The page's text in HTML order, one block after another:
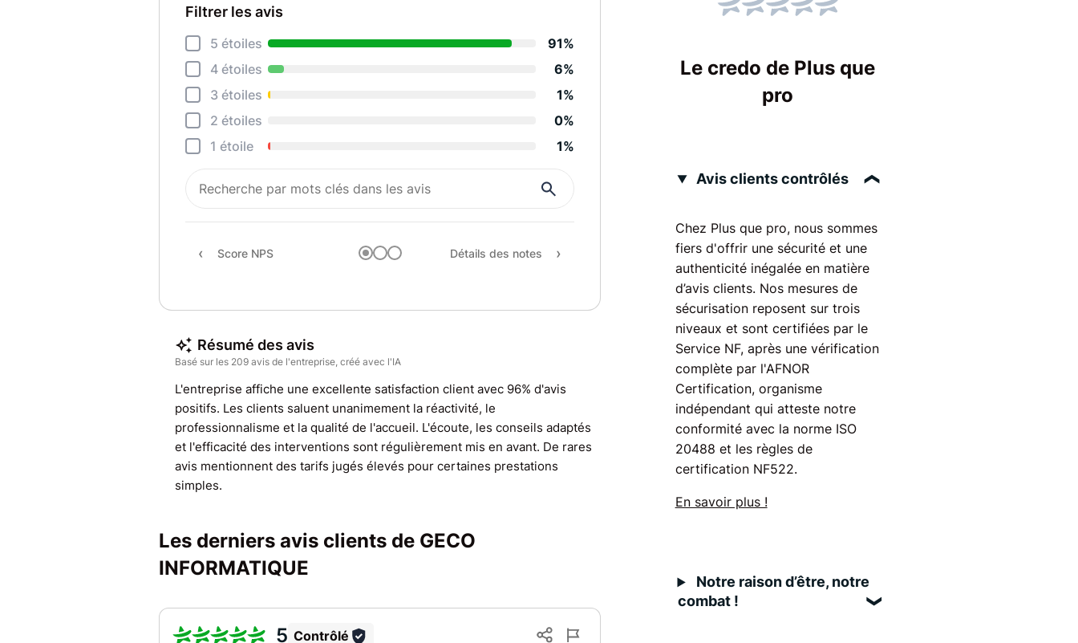
Filtrer les avis
5 étoiles
91%
4 étoiles
6%
3 étoiles
1%
2 étoiles
0%
1 étoile
1%
Recommandation
Score NPS Détails des notes
Résumé des avis
Basé sur les 209 avis de l'entreprise, créé avec l'IA
L'entreprise affiche une excellente satisfaction client avec 96% d'avis
positifs. Les clients saluent unanimement la réactivité, le
professionnalisme et la qualité de l'accueil. L'écoute, les conseils adaptés
et l'efficacité des interventions sont régulièrement mis en avant. De rares
avis mentionnent des tarifs jugés élevés pour certaines prestations
simples.
Les derniers avis clients de GECO
INFORMATIQUE
5 Contrôlé
Le credo de Plus que
pro
Avis clients contrôlés
Chez Plus que pro, nous sommes
fiers d'offrir une sécurité et une
authenticité inégalée en matière
d’avis clients. Nos mesures de
sécurisation reposent sur trois
niveaux et sont certifiées par le
Service NF, après une vérification
complète par l'AFNOR
Certification, organisme
indépendant qui atteste notre
conformité avec la norme ISO
20488 et les règles de
certification NF522.
En savoir plus !
Notre raison d’être, notre
combat !